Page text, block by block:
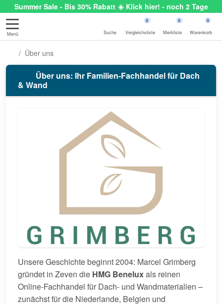
Summer Sale - Bis 30% Rabatt ☀️ Klick hier! - noch 2 Tage
Menü Suche
0
Vergleichsliste
0
Merkliste
0
Warenkorb
Über uns
Über uns: Ihr Familien-Fachhandel für Dach
& Wand
Unsere Geschichte beginnt 2004: Marcel Grimberg
gründet in Zeven die HMG Beneluxals reinen
Online-Fachhandel für Dach- und Wandmaterialien –
zunächst für die Niederlande, Belgien und